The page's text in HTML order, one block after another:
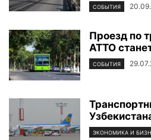
СОБЫТИЯ
Проезд по
АТТО
СОБЫТИЯ
ЭКОНОМИКА И